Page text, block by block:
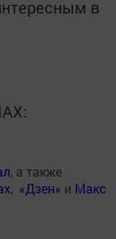
в
, а также
, «Дзен» и Макс